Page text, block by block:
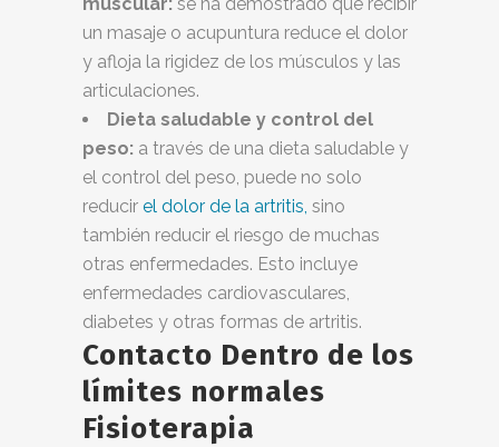
un masaje o acupuntura reduce el dolor
y afloja la rigidez de los músculos y las
articulaciones.
Dieta saludable y control del
peso: a través de una dieta saludable y
el control del peso, puede no solo
reducir el dolor de la artritis, sino
también reducir el riesgo de muchas
otras enfermedades. Esto incluye
enfermedades cardiovasculares,
diabetes y otras formas de artritis.
Contacto Dentro de los
límites normales
Fisioterapia